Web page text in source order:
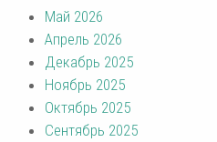
Май 2026
Апрель 2026
Декабрь 2025
Ноябрь 2025
Октябрь 2025
Сентябрь 2025